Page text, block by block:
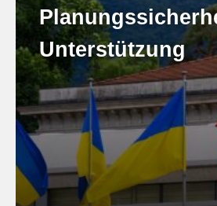
Unterstützung